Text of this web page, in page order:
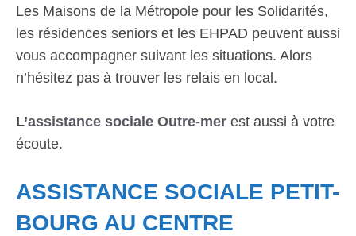
Les Maisons de la Métropole pour les Solidarités,
les résidences seniors et les EHPAD peuvent aussi
vous accompagner suivant les situations. Alors
n’hésitez pas à trouver les relais en local.
L’assistance sociale Outre-mer est aussi à votre
écoute.
ASSISTANCE SOCIALE PETIT-
BOURG AU CENTRE